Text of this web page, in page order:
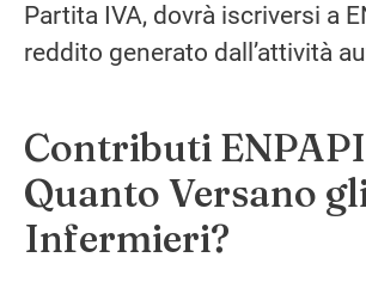
Partita IVA, dovrà iscriversi a
reddito generato dall’attività
Contributi
Quanto Versano
Infermieri?